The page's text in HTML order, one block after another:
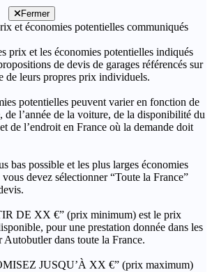
Fermer
et économies potentielles communiqués
prix et les économies potentielles indiqués
de devis de garages référencés sur
de leurs propres prix individuels.
potentielles peuvent varier en fonction de
de l’année de la voiture, de la disponibilité du
de l’endroit en France où la demande doit
bas possible et les plus larges économies
devez sélectionner “Toute la France”
DE XX €” (prix minimum) est le prix
pour une prestation donnée dans les
Autobutler dans toute la France.
JUSQU’À XX €” (prix maximum)